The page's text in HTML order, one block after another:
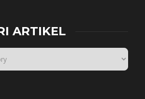
ARTIKEL